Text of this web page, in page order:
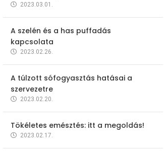
2023.03.01.
A szelén és a has puffadás
kapcsolata
2023.02.26.
A túlzott sófogyasztás hatásai a
szervezetre
2023.02.20.
Tökéletes emésztés: itt a megoldás!
2023.02.17.